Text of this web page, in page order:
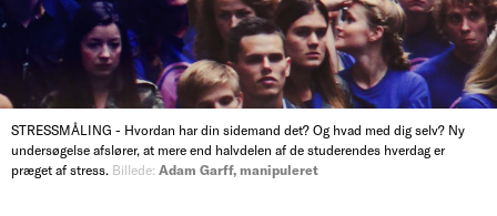
STRESSMÅLING - Hvordan har din sidemand det? Og hvad med dig selv? Ny
undersøgelse afslører, at mere end halvdelen af de studerendes hverdag er
præget af stress. Billede: Adam Garff, manipuleret